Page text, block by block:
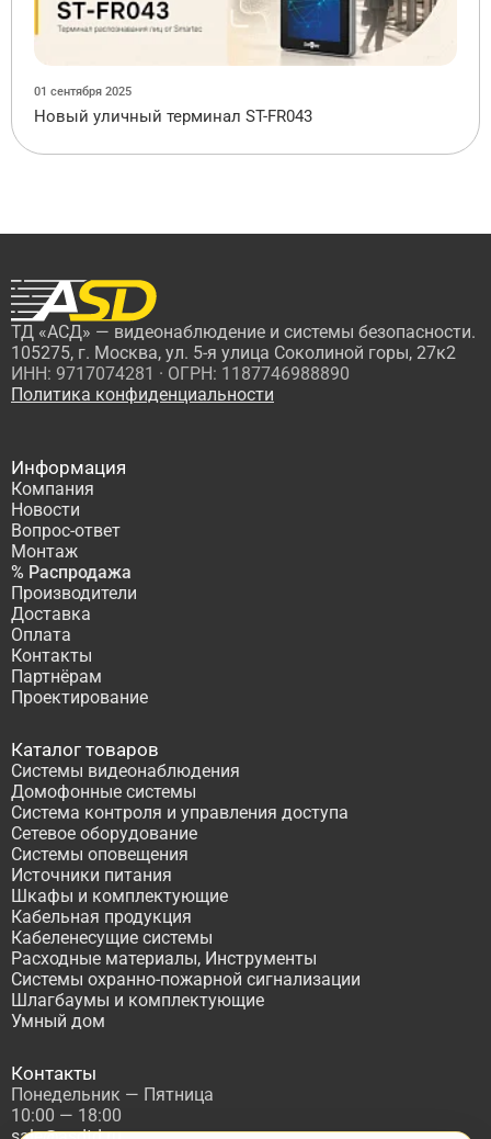
01 сентября 2025
Новый уличный терминал ST-FR043
ТД «АСД» — видеонаблюдение и системы безопасности.
105275, г. Москва, ул. 5-я улица Соколиной горы, 27к2
ИНН: 9717074281 · ОГРН: 1187746988890
Политика конфиденциальности
Информация
Компания
Новости
Вопрос-ответ
Монтаж
% Распродажа
Производители
Доставка
Оплата
Контакты
Партнёрам
Проектирование
Каталог товаров
Системы видеонаблюдения
Домофонные системы
Система контроля и управления доступа
Сетевое оборудование
Системы оповещения
Источники питания
Шкафы и комплектующие
Кабельная продукция
Кабеленесущие системы
Расходные материалы, Инструменты
Системы охранно-пожарной сигнализации
Шлагбаумы и комплектующие
Умный дом
Контакты
Понедельник — Пятница
10:00 — 18:00